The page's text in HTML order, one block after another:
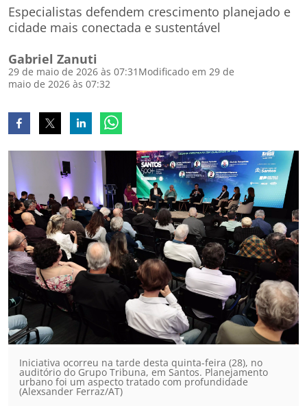
Especialistas defendem crescimento planejado e
cidade mais conectada e sustentável
Gabriel Zanuti
29 de maio de 2026 às 07:31 Modificado em 29 de
maio de 2026 às 07:32
Iniciativa ocorreu na tarde desta quinta-feira (28), no
auditório do Grupo Tribuna, em Santos. Planejamento
urbano foi um aspecto tratado com profundidade
(Alexsander Ferraz/AT)